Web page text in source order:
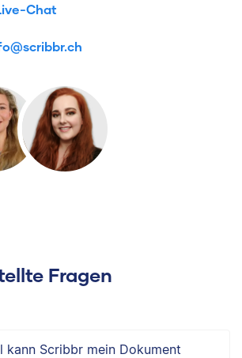
Chat
Fragen
kann Scribbr mein Dokument